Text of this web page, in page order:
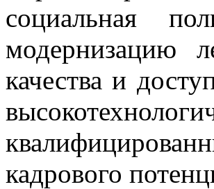
социальная
модернизацию
качества и
кадрового